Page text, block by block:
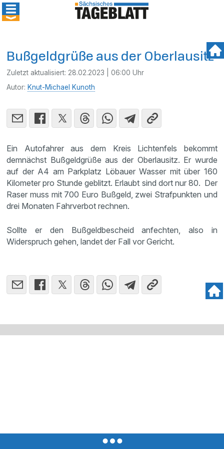
Bußgeldgrüße aus der Oberlausitz
Zuletzt aktualisiert: 28.02.2023 | 06:00 Uhr
Autor: Knut-Michael Kunoth
Ein Autofahrer aus dem Kreis Lichtenfels bekommt
demnächst Bußgeldgrüße aus der Oberlausitz. Er wurde
auf der A4 am Parkplatz Löbauer Wasser mit über 160
Kilometer pro Stunde geblitzt. Erlaubt sind dort nur 80. Der
Raser muss mit 700 Euro Bußgeld, zwei Strafpunkten und
drei Monaten Fahrverbot rechnen.
Sollte er den Bußgeldbescheid anfechten, also in
Widerspruch gehen, landet der Fall vor Gericht.